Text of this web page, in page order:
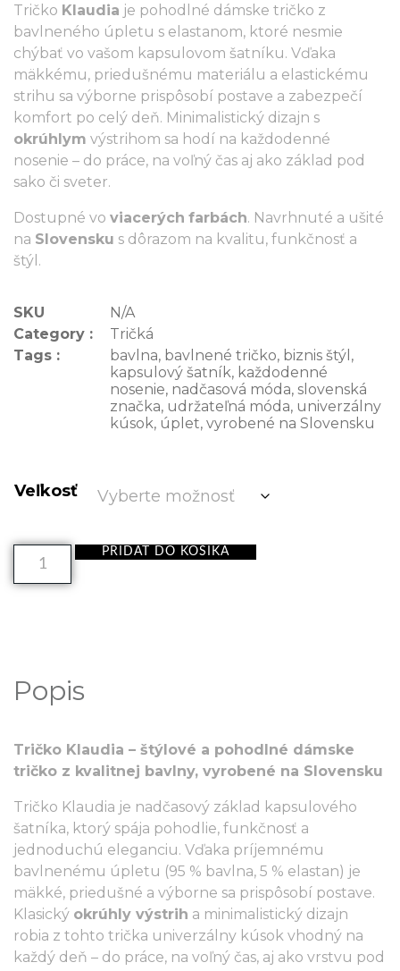
Tričko Klaudia je pohodlné dámske tričko z
bavlneného úpletu s elastanom, ktoré nesmie
chýbať vo vašom kapsulovom šatníku. Vďaka
mäkkému, priedušnému materiálu a elastickému
strihu sa výborne prispôsobí postave a zabezpečí
komfort po celý deň. Minimalistický dizajn s
okrúhlym výstrihom sa hodí na každodenné
nosenie – do práce, na voľný čas aj ako základ pod
sako či sveter.
Dostupné vo viacerých farbách. Navrhnuté a ušité
na Slovensku s dôrazom na kvalitu, funkčnosť a
štýl.
SKU
N/A
Category :
Tričká
Tags :
bavlna, bavlnené tričko, biznis štýl ,
kapsulový šatník, každodenné
nosenie, nadčasová móda, slovenská
značka, udržateľná móda, univerzálny
kúsok, úplet, vyrobené na Slovensku
Veľkosť
PRIDAŤ DO KOŠÍKA
Popis
Tričko Klaudia – štýlové a pohodlné dámske
tričko z kvalitnej bavlny, vyrobené na Slovensku
Tričko Klaudia je nadčasový základ kapsulového
šatníka, ktorý spája pohodlie, funkčnosť a
jednoduchú eleganciu. Vďaka príjemnému
bavlnenému úpletu (95 % bavlna, 5 % elastan) je
mäkké, priedušné a výborne sa prispôsobí postave.
Klasický okrúhly výstrih a minimalistický dizajn
robia z tohto trička univerzálny kúsok vhodný na
každý deň – do práce, na voľný čas, aj ako vrstvu pod